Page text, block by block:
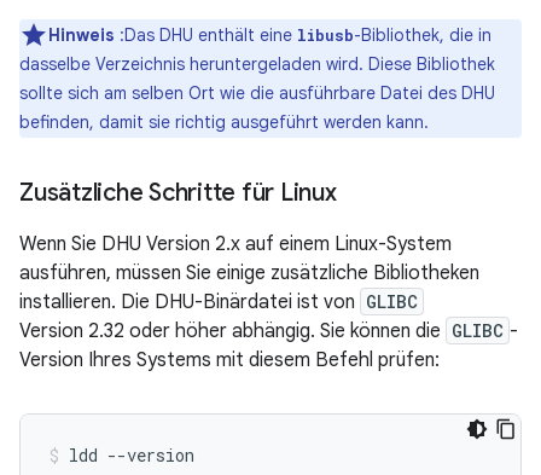
Hinweis :Das DHU enthält eine libusb-Bibliothek, die in
dasselbe Verzeichnis heruntergeladen wird. Diese Bibliothek
sollte sich am selben Ort wie die ausführbare Datei des DHU
befinden, damit sie richtig ausgeführt werden kann.
Zusätzliche Schritte für Linux
Wenn Sie DHU Version 2.x auf einem Linux-System
ausführen, müssen Sie einige zusätzliche Bibliotheken
installieren. Die DHU-Binärdatei ist von GLIBC
Version 2.32 oder höher abhängig. Sie können die GLIBC -
Version Ihres Systems mit diesem Befehl prüfen:
ldd --version